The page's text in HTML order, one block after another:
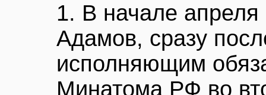
1. В начале апреля
Адамов, сразу
исполняющим
Минатома РФ во